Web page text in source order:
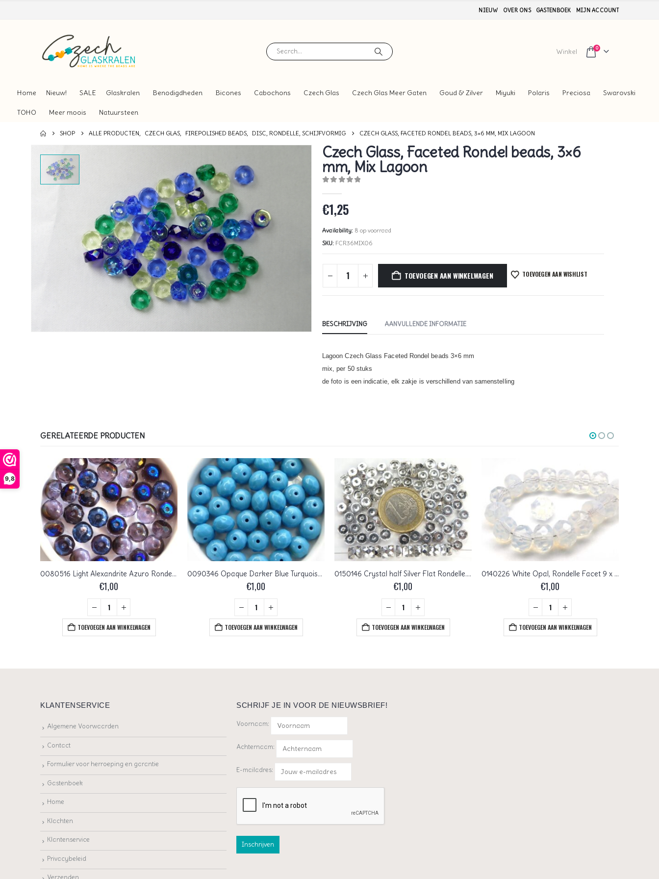
9,8
NIEUW OVER ONS GASTENBOEK MIJN ACCOUNT
Winkel 0
Home Nieuw! SALE Glaskralen Benodigdheden Bicones Cabochons Czech Glas Czech Glas Meer Gaten Goud & Zilver Miyuki Polaris Preciosa Swarovski
TOHO Meer moois Natuursteen
SHOP ALLE PRODUCTEN, CZECH GLAS, FIREPOLISHED BEADS, DISC, RONDELLE, SCHIJFVORMIG CZECH GLASS, FACETED RONDEL BEADS, 3×6 MM, MIX LAGOON
Czech Glass, Faceted Rondel beads, 3×6
mm, Mix Lagoon
€1,25
Availability: 8 op voorraad
SKU: FCR36MIX06
TOEVOEGEN AAN WINKELWAGEN TOEVOEGEN AAN WISHLIST
BESCHRIJVING AANVULLENDE INFORMATIE
Lagoon Czech Glass Faceted Rondel beads 3×6 mm
mix, per 50 stuks
de foto is een indicatie, elk zakje is verschillend van samenstelling
GERELATEERDE PRODUCTEN
0080516 Light Alexandrite Azuro Rondelle 15 Pc.
€1,00
TOEVOEGEN AAN WINKELWAGEN
0090346 Opaque Darker Blue Turquoise Rondelle 6 x 9 mm. 10 stuks
€1,00
TOEVOEGEN AAN WINKELWAGEN
0150146 Crystal half Silver Flat Rondelle. 6 x 3 mm. 40 stuks
€1,00
TOEVOEGEN AAN WINKELWAGEN
0140226 White Opal, Rondelle Facet 9 x 6 mm. 15 Pc.
€1,00
TOEVOEGEN AAN WINKELWAGEN
KLANTENSERVICE
Algemene Voorwaarden
Contact
Formulier voor herroeping en garantie
Gastenboek
Home
Klachten
Klantenservice
Privacybeleid
Verzenden
SCHRIJF JE IN VOOR DE NIEUWSBRIEF!
Voornaam:
Achternaam:
E-mailadres: